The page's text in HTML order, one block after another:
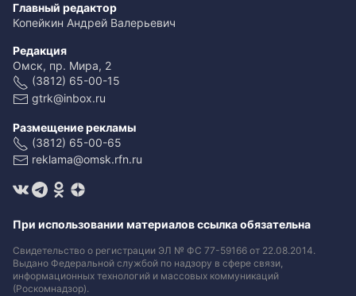
Главный редактор
Копейкин Андрей Валерьевич
Редакция
Омск, пр. Мира, 2
(3812) 65-00-15
gtrk@inbox.ru
Размещение рекламы
(3812) 65-00-65
reklama@omsk.rfn.ru
При использовании материалов ссылка обязательна
Свидетельство о регистрации ЭЛ № ФС 77-59166 от 22.08.2014.
Выдано Федеральной службой по надзору в сфере связи,
информационных технологий и массовых коммуникаций
(Роскомнадзор).